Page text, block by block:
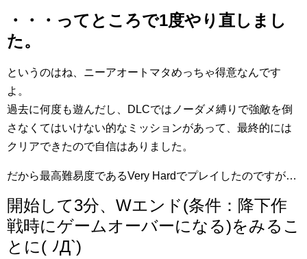
・・・ってところで1度やり直しまし
た。
というのはね、ニーアオートマタめっちゃ得意なんです
よ。
過去に何度も遊んだし、DLCではノーダメ縛りで強敵を倒
さなくてはいけない的なミッションがあって、最終的には
クリアできたので自信はありました。
だから最高難易度であるVery Hardでプレイしたのですが…
開始して3分、Wエンド(条件：降下作
戦時にゲームオーバーになる)をみるこ
とに( ﾉД`)